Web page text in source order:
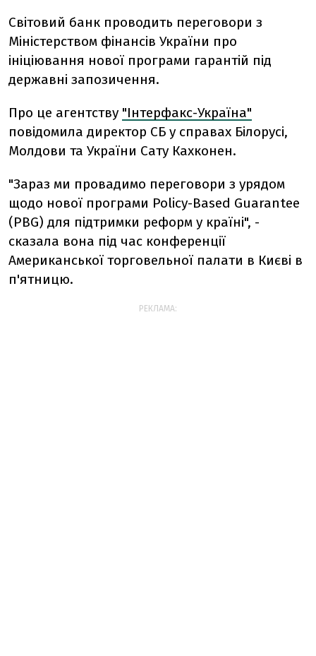
Світовий банк проводить переговори з
Міністерством фінансів України про
ініціювання нової програми гарантій під
державні запозичення.
Про це агентству "Інтерфакс-Україна"
повідомила директор СБ у справах Білорусі,
Молдови та України Сату Кахконен.
"Зараз ми провадимо переговори з урядом
щодо нової програми Policy-Based Guarantee
(PBG) для підтримки реформ у країні", -
сказала вона під час конференції
Американської торговельної палати в Києві в
п'ятницю.
РЕКЛАМА: